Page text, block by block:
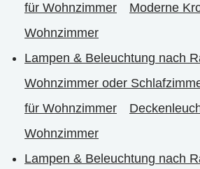
für Wohnzimmer
Moderne
Wohnzimmer
Lampen & Beleuchtung nach
Wohnzimmer oder
für Wohnzimmer
Wohnzimmer
Lampen & Beleuchtung nach